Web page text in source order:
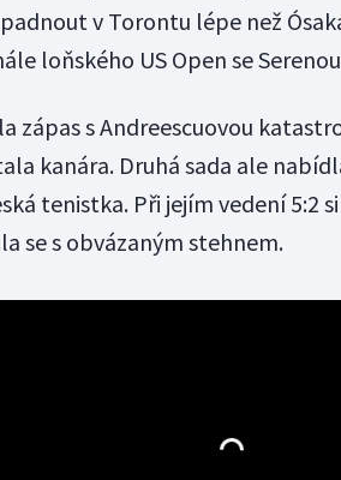
v Torontu lépe než
loňského US Open se
zápas s Andreescuovou
kanára. Druhá sada ale
tenistka. Při jejím vedení 5:2
se s obvázaným stehnem.